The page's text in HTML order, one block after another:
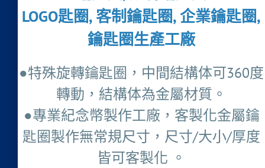
LOGO匙圈, 客制鑰匙圈, 企業鑰匙圈,
鑰匙圈生產工廠
●特殊旋轉鑰匙圈，中間結構体可360度
轉動，結構体為金屬材質。
●專業紀念幣製作工廠，客製化金屬鑰
匙圈製作無常規尺寸，尺寸/大小/厚度
皆可客製化 。